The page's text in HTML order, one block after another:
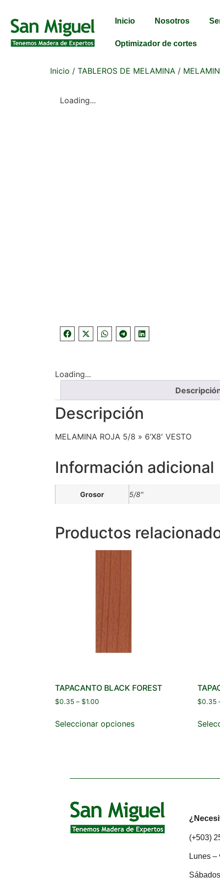
Inicio Nosotros
Optimizador de cortes
Inicio / TABLEROS DE MELAMINA /
Loading...
Loading...
Descripción
MELAMINA ROJA 5/8 » 6’X8′ VESTO
Información adicional
Grosor 5/8"
Productos
TAPACANTO BLACK FOREST
$0.35 – $1.00
Seleccionar opciones
$0.35
(+503)
Lunes –